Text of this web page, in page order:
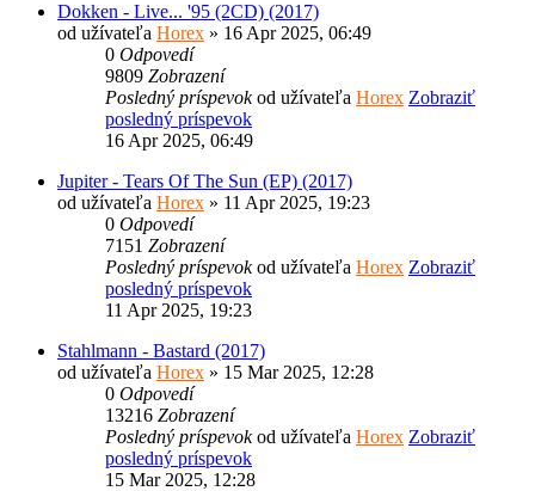
Dokken - Live... '95 (2CD) (2017)
od užívateľa Horex » 16 Apr 2025, 06:49
0 Odpovedí
9809 Zobrazení
Posledný príspevokod užívateľa Horex Zobraziť
posledný príspevok
16 Apr 2025, 06:49
Jupiter - Tears Of The Sun (EP) (2017)
od užívateľa Horex » 11 Apr 2025, 19:23
0 Odpovedí
7151 Zobrazení
Posledný príspevokod užívateľa Horex Zobraziť
posledný príspevok
11 Apr 2025, 19:23
Stahlmann - Bastard (2017)
od užívateľa Horex » 15 Mar 2025, 12:28
0 Odpovedí
13216 Zobrazení
Posledný príspevokod užívateľa Horex Zobraziť
posledný príspevok
15 Mar 2025, 12:28